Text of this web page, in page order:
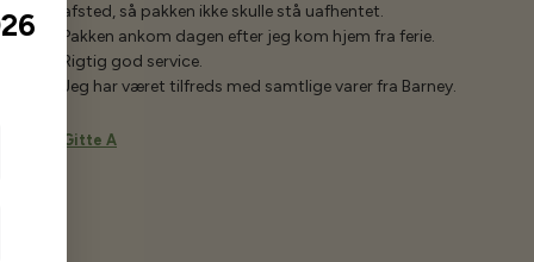
afsted, så pakken ikke skulle stå uafhentet.
Pakken ankom dagen efter jeg kom hjem fra ferie.
Rigtig god service.
Jeg har været tilfreds med samtlige varer fra Barney.
Gitte A